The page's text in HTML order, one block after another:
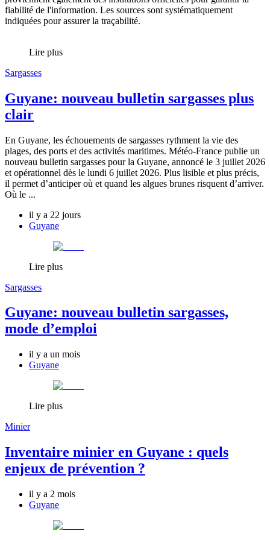
fiabilité de l'information. Les sources sont systématiquement
indiquées pour assurer la traçabilité.
Lire plus
Sargasses
Guyane: nouveau bulletin sargasses plus
clair
En Guyane, les échouements de sargasses rythment la vie des
plages, des ports et des activités maritimes. Météo-France publie un
nouveau bulletin sargasses pour la Guyane, annoncé le 3 juillet 2026
et opérationnel dès le lundi 6 juillet 2026. Plus lisible et plus précis,
il permet d’anticiper où et quand les algues brunes risquent d’arriver.
Où le ...
il y a 22 jours
Guyane
Lire plus
Sargasses
Guyane: nouveau bulletin sargasses,
mode d’emploi
il y a un mois
Guyane
Lire plus
Minier
Inventaire minier en Guyane : quels
enjeux de prévention ?
il y a 2 mois
Guyane